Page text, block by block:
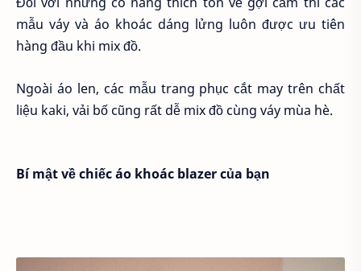
mẫu váy và áo khoác dáng lửng luôn được ưu tiên
hàng đầu khi mix đồ.
Ngoài áo len, các mẫu trang phục cắt may trên chất
liệu kaki, vải bố cũng rất dễ mix đồ cùng váy mùa hè.
Bí mật về chiếc áo khoác blazer của bạn